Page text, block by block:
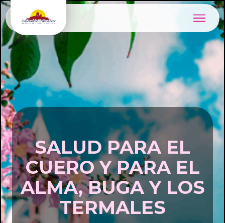
SALUD PARA EL
CUERO Y PARA EL
ALMA, BUGA Y LOS
TERMALES